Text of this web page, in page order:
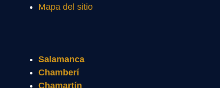
Mapa del sitio
Salamanca
Chamberí
Chamartín